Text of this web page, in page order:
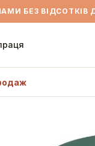
БЕЗ ВІДСОТКІВ